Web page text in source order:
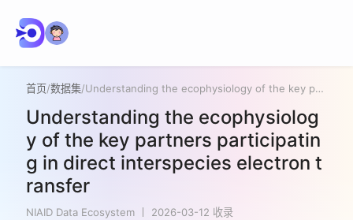
首页/数据集/ Understanding the ecophysiology of the key partners participating in direct interspecies electron transfer
Understanding the ecophysiolog
y of the key partners participatin
g in direct interspecies electron t
ransfer
NIAID Data Ecosystem 2026-03-12 收录